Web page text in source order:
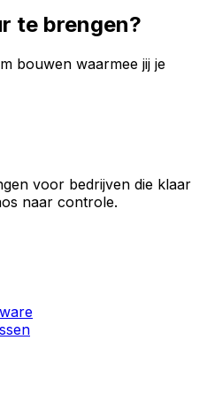
te brengen?
bouwen waarmee jij je
voor bedrijven die klaar
naar controle.